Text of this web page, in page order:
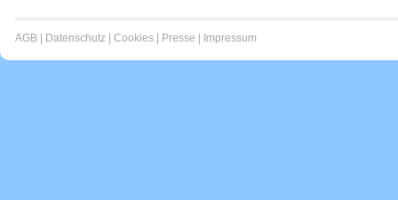
AGB Datenschutz Cookies Presse Impressum